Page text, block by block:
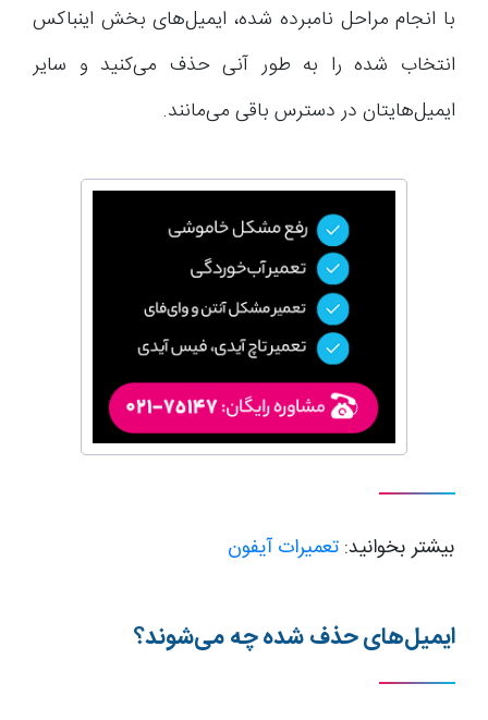
با انجام مراحل نامبرده شده، ایمیل‌های بخش اینباکس
انتخاب شده را به طور آنی حذف می‌کنید و سایر
ایمیل‌هایتان در دسترس باقی می‌مانند.
بیشتر بخوانید: تعمیرات آیفون
ایمیل‌های حذف شده چه می‌شوند؟